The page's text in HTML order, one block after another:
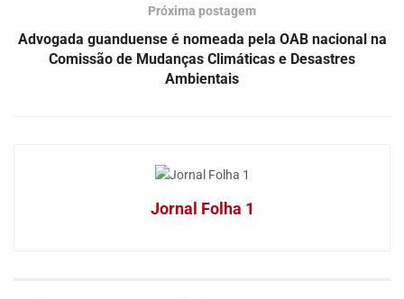
Próxima postagem
Advogada guanduense é nomeada pela OAB nacional na
Comissão de Mudanças Climáticas e Desastres
Ambientais
Jornal Folha 1